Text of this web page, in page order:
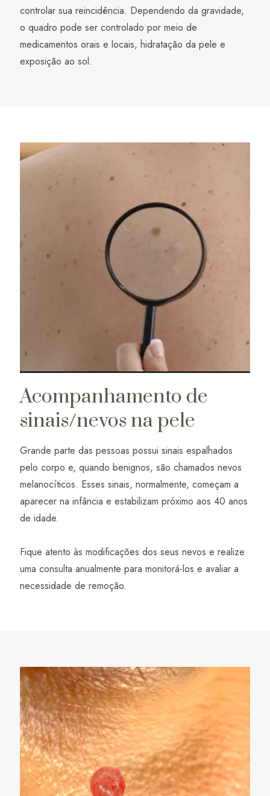
controlar sua reincidência. Dependendo da gravidade,
o quadro pode ser controlado por meio de
medicamentos orais e locais, hidratação da pele e
exposição ao sol.
Acompanhamento de
sinais/nevos na pele
Grande parte das pessoas possui sinais espalhados
pelo corpo e, quando benignos, são chamados nevos
melanocíticos. Esses sinais, normalmente, começam a
aparecer na infância e estabilizam próximo aos 40 anos
de idade.
Fique atento às modificações dos seus nevos e realize
uma consulta anualmente para monitorá-los e avaliar a
necessidade de remoção.